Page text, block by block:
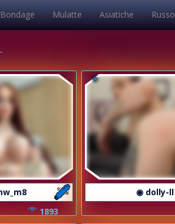
Bondage Mulatte Asiatiche Russo
1893
◉ dolly-ll